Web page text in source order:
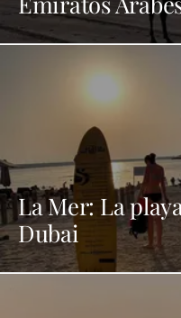
La Mer: La
Dubai